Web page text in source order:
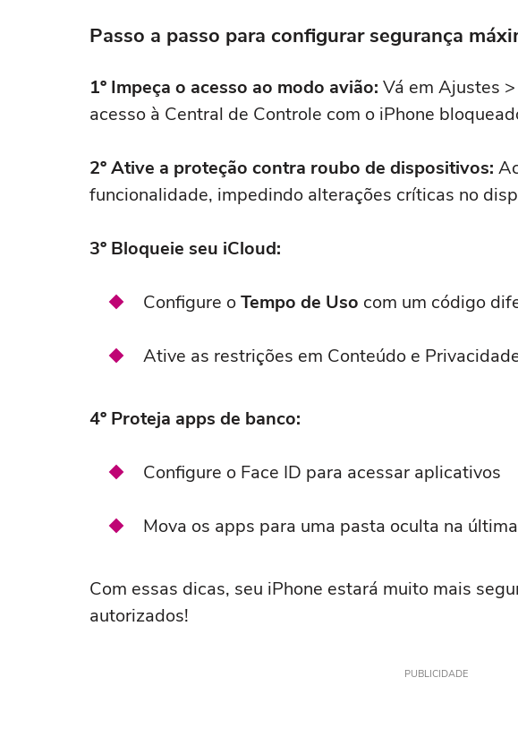
Passo a passo para configurar segurança
1º Impeça o acesso ao modo avião: Vá em Ajustes
acesso à Central de Controle com o iPhone
2º Ative a proteção contra roubo de dispositivos:
funcionalidade, impedindo alterações críticas no
3º Bloqueie seu iCloud:
Configure oTempo de Uso com um código
Ative as restrições em Conteúdo e
4º Proteja apps de banco:
Configure o Face ID para acessar aplicativos
Mova os apps para uma pasta oculta na
Com essas dicas, seu iPhone estará muito mais
autorizados!
PUBLICIDADE